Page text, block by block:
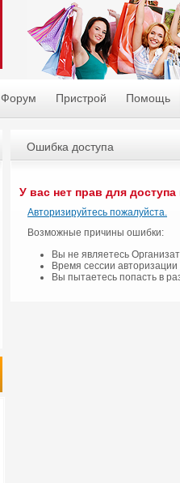
Форум Пристрой Помощь
Ошибка доступа
У вас нет прав для доступа
Авторизируйтесь пожалуйста.
Возможные причины ошибки:
Вы не являетесь
Время сессии авторизации
Вы пытаетесь попасть в